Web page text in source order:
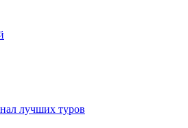
лучших туров